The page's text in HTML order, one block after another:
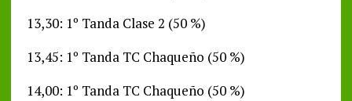
13,30: 1º Tanda Clase 2 (50 %)
13,45: 1º Tanda TC Chaqueño (50 %)
14,00: 1º Tanda TC Chaqueño (50 %)